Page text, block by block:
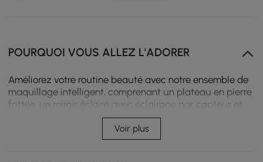
POURQUOI VOUS ALLEZ L'ADORER
Améliorez votre routine beauté avec notre ensemble de
maquillage intelligent, comprenant un plateau en pierre
frittée, un miroir éclairé avec éclairage par capteur et
un tabouret chic en similicuir pour plus de confort. Doté
d'une station de recharge multiple et de haut-parleurs
Bluetooth, il constitue le mélange parfait d'élégance et
Voir plus